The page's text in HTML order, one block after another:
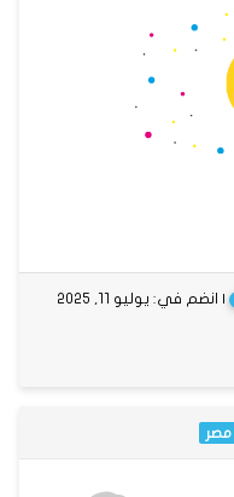
| انضم في: يوليو 11, 2025
مصر